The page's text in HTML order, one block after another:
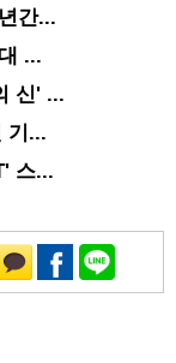
간...
...
신' ...
기...
스...